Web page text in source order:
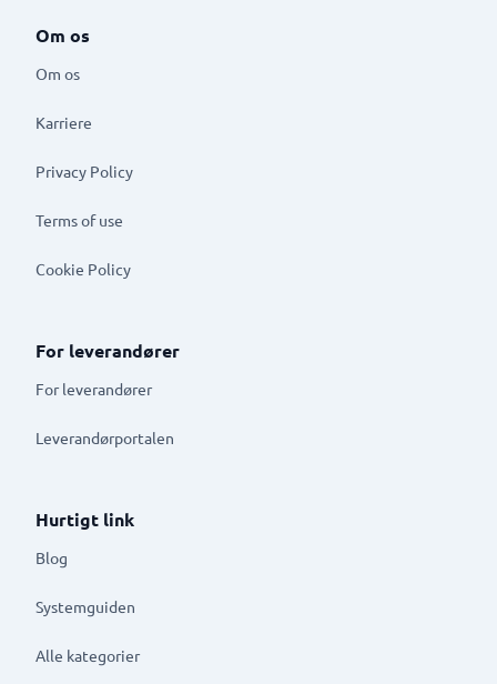
Om os
Om os
Karriere
Privacy Policy
Terms of use
Cookie Policy
For leverandører
For leverandører
Leverandørportalen
Hurtigt link
Blog
Systemguiden
Alle kategorier